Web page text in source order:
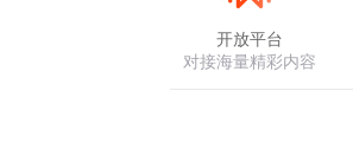
开放平台
对接海量精彩内容